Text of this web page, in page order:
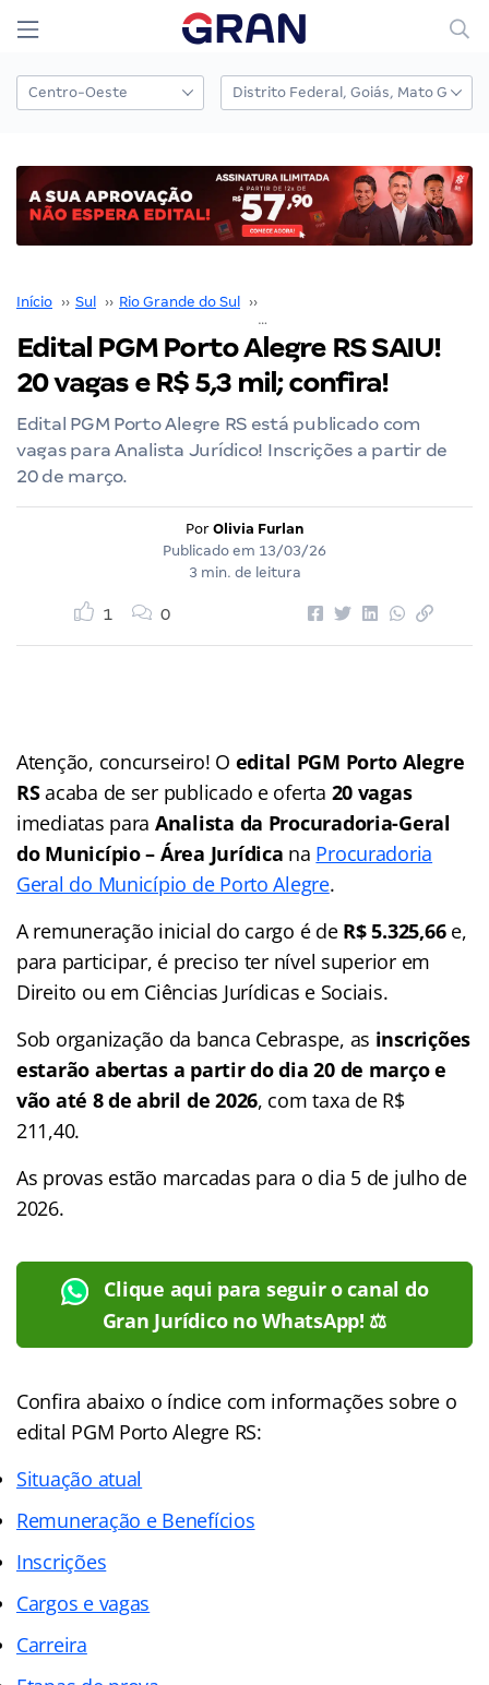
Início ›› Sul ›› Rio Grande do Sul ››
Edital PGM Porto Alegre RS SAIU!
20 vagas e R$ 5,3 mil; confira!
Edital PGM Porto Alegre RS está publicado com
vagas para Analista Jurídico! Inscrições a partir de
20 de março.
Por Olivia Furlan
Publicado em 13/03/26
3 min. de leitura
1 0
Atenção, concurseiro! O edital PGM Porto Alegre
RSacaba de ser publicado e oferta 20 vagas
imediatas para Analista da Procuradoria-Geral
do Município – Área Jurídica na Procuradoria
Geral do Município de Porto Alegre.
A remuneração inicial do cargo é de R$ 5.325,66e,
para participar, é preciso ter nível superior em
Direito ou em Ciências Jurídicas e Sociais.
Sob organização da banca Cebraspe, as inscrições
estarão abertas a partir do dia 20 de março e
vão até 8 de abril de 2026, com taxa de R$
211,40.
As provas estão marcadas para o dia 5 de julho de
2026.
Clique aqui para seguir o canal do
Gran Jurídico no WhatsApp! ⚖️
Confira abaixo o índicecom informações sobre o
edital PGM Porto Alegre RS:
Situação atual
Remuneração e Benefícios
Inscrições
Cargos e vagas
Carreira